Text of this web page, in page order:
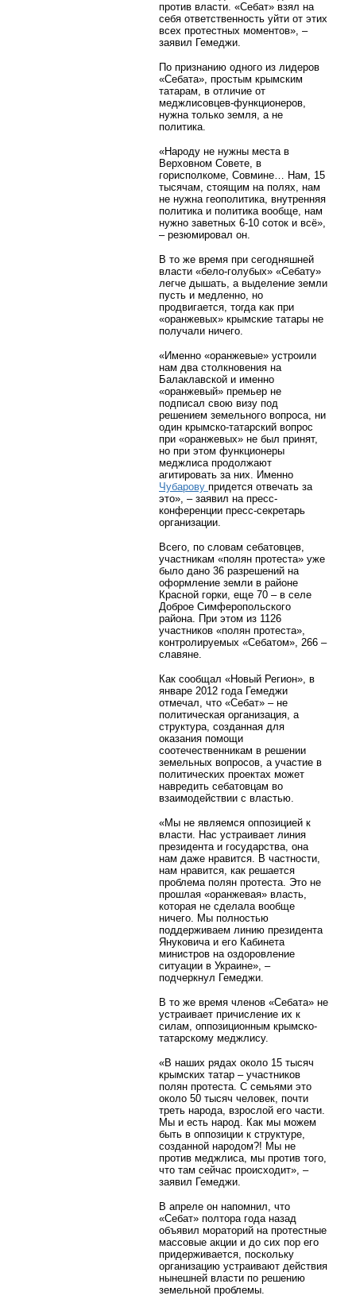
против власти. «Себат» взял на
себя ответственность уйти от этих
всех протестных моментов», –
заявил Гемеджи.
По признанию одного из лидеров
«Себата», простым крымским
татарам, в отличие от
меджлисовцев-функционеров,
нужна только земля, а не
политика.
«Народу не нужны места в
Верховном Совете, в
горисполкоме, Совмине… Нам, 15
тысячам, стоящим на полях, нам
не нужна геополитика, внутренняя
политика и политика вообще, нам
нужно заветных 6-10 соток и всё»,
– резюмировал он.
В то же время при сегодняшней
власти «бело-голубых» «Себату»
легче дышать, а выделение земли
пусть и медленно, но
продвигается, тогда как при
«оранжевых» крымские татары не
получали ничего.
«Именно «оранжевые» устроили
нам два столкновения на
Балаклавской и именно
«оранжевый» премьер не
подписал свою визу под
решением земельного вопроса, ни
один крымско-татарский вопрос
при «оранжевых» не был принят,
но при этом функционеры
меджлиса продолжают
агитировать за них. Именно
Чубарову придется отвечать за
это», – заявил на пресс-
конференции пресс-секретарь
организации.
Всего, по словам себатовцев,
участникам «полян протеста» уже
было дано 36 разрешений на
оформление земли в районе
Красной горки, еще 70 – в селе
Доброе Симферопольского
района. При этом из 1126
участников «полян протеста»,
контролируемых «Себатом», 266 –
славяне.
Как сообщал «Новый Регион», в
январе 2012 года Гемеджи
отмечал, что «Себат» – не
политическая организация, а
структура, созданная для
оказания помощи
соотечественникам в решении
земельных вопросов, а участие в
политических проектах может
навредить себатовцам во
взаимодействии с властью.
«Мы не являемся оппозицией к
власти. Нас устраивает линия
президента и государства, она
нам даже нравится. В частности,
нам нравится, как решается
проблема полян протеста. Это не
прошлая «оранжевая» власть,
которая не сделала вообще
ничего. Мы полностью
поддерживаем линию президента
Януковича и его Кабинета
министров на оздоровление
ситуации в Украине», –
подчеркнул Гемеджи.
В то же время членов «Себата» не
устраивает причисление их к
силам, оппозиционным крымско-
татарскому меджлису.
«В наших рядах около 15 тысяч
крымских татар – участников
полян протеста. С семьями это
около 50 тысяч человек, почти
треть народа, взрослой его части.
Мы и есть народ. Как мы можем
быть в оппозиции к структуре,
созданной народом?! Мы не
против меджлиса, мы против того,
что там сейчас происходит», –
заявил Гемеджи.
В апреле он напомнил, что
«Себат» полтора года назад
объявил мораторий на протестные
массовые акции и до сих пор его
придерживается, поскольку
организацию устраивают действия
нынешней власти по решению
земельной проблемы.